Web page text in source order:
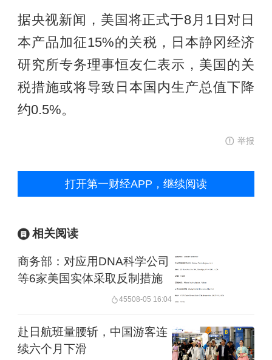
据央视新闻，美国将正式于8月1日对日
本产品加征15%的关税，日本静冈经济
研究所专务理事恒友仁表示，美国的关
税措施或将导致日本国内生产总值下降
约0.5%。
举报
打开第一财经APP，继续阅读
相关阅读
商务部：对应用DNA科学公司
等6家美国实体采取反制措施
45508-05 16:04
赴日航班量腰斩，中国游客连
续六个月下滑